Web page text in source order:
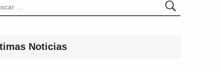
Noticias